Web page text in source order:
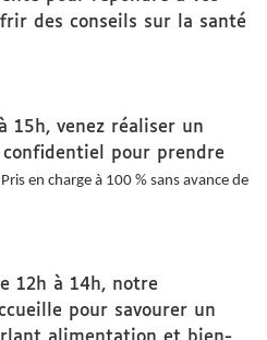
des conseils sur la santé
15h, venez réaliser un
pour prendre
Pris en charge à 100 % sans avance de
12h à 14h, notre
pour savourer un